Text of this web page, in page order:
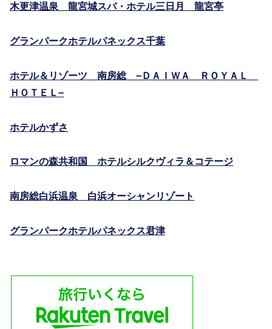
木更津温泉 龍宮城スパ・ホテル三日月 龍宮亭
グランパークホテルパネックス千葉
ホテル＆リゾーツ 南房総 −ＤＡＩＷＡ ＲＯＹＡＬ
ＨＯＴＥＬ−
ホテルかずさ
ロマンの森共和国 ホテルシルクヴィラ＆コテージ
南房総白浜温泉 白浜オーシャンリゾート
グランパークホテルパネックス君津